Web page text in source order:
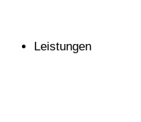
Leistungen